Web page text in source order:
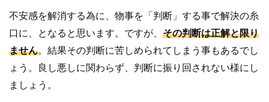
不安感を解消する為に、物事を「判断」する事で解決の糸
口に、となると思います。ですが、 その判断は正解と限り
ません。結果その判断に苦しめられてしまう事もあるでし
ょう。良し悪しに関わらず、判断に振り回されない様にし
ましょう。